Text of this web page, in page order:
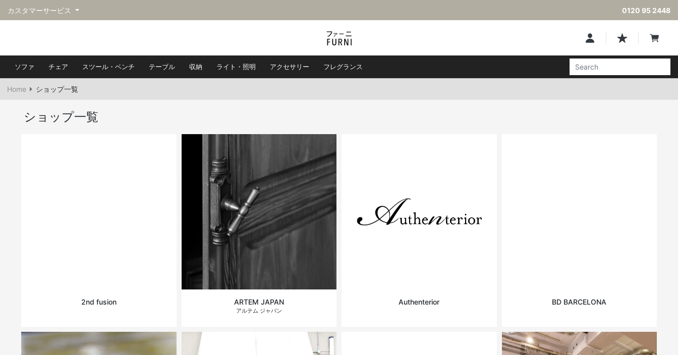
カスタマーサービス 0120 95 2448
ソファ チェア スツール・ベンチ テーブル 収納 ライト・照明 アクセサリー フレグランス
Home ショップ一覧
ショップ一覧
2nd fusion ARTEM JAPAN
アルテム ジャパン
Authenterior BD BARCELONA